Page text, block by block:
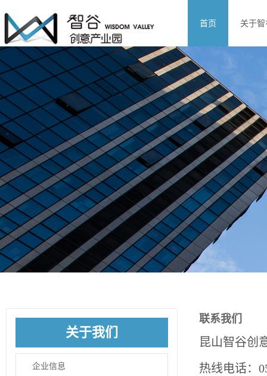
首页 关于智
关于我们
企业信息
联系我们
昆山智谷
热线电话：